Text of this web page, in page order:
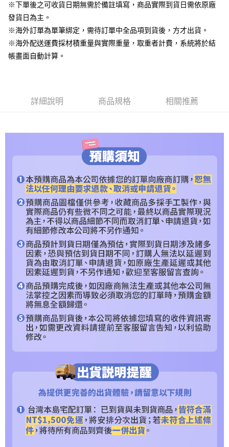
AFTEE先享後付
相關說明
【關於「AFTEE先享後付」】
AFTEE先享後付是「在收到商品之後才付款」的支付方式。 讓您購物簡單
便利好安心！
１．簡單：不需註冊會員、不需綁卡、不需儲值。
１．於結帳方式選擇「AFTEE先享後付」後，將跳轉至「AFTEE先享後付」
ATM／網路銀行／等多元方式進行付款，方視為交易完成。
※ 請注意：結帳手續完成當下不需立刻繳費，但若您需要取消訂單，請聯絡
購買商品的店家。未經商家同意取消之訂單仍視為有效，需透過AFTEE先享
※ 交易是否成功請以「AFTEE先享後付 」之結帳頁面顯示為準，若有關於
是否繳費成功／繳費後需取消欲退款等相關疑問，請聯繫「AFTEE先享後付
客戶支援中心」https://netprotections.freshdesk.com/support/home
【注意事項】
１．透過由恩沛科技股份有限公司提供之「AFTEE先享後付」服務完成之交
易，需依本服務之必要範圍內提供個人資料，並將交易相關給付款項請求債
權轉讓予恩沛科技股份有限公司。
２．關於個人資料處理事宜，請瀏覽以下網址：
https://aftee.tw/terms/#terms3
３．未成年的使用者請事先徵得法定代理人或監護人之同意方可使用
「AFTEE先享後付」，若未經同意申辦者引起之損失，本公司不負相關責
任。
４．使用「AFTEE先享後付」時，將依據個別帳號之用戶狀況，依本公司即
時審查核予不同之上限額度；若仍有額度不足之情形，本公司將視審查結果
請求用戶進行身份認證。
５．嚴禁一人註冊多個帳號或使用他人資訊註冊。若發現惡意使用之情形，
恩沛科技股份有限公司將有權停止該用戶之使用額度並採取法律行動。
運送方式
※下單後之可收貨日期無需於備註填寫，商品實際到貨日需依原廠
發貨日為主。
※海外訂單為單筆綁定，需待訂單中全品項到貨後，方才出貨。
※海外配送運費採材積重量與實際重量，取重者計費，系統將於結
帳畫面自動計算。
詳細說明 商品規格 相關推薦